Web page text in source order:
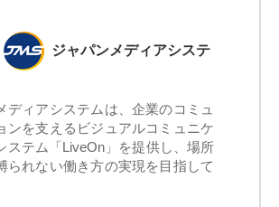
ジャパンメディアシステ
ディアシステムは、企業のコミュ
ンを支えるビジュアルコミュニケ
ステム「LiveOn」を提供し、場所
られない働き方の実現を目指して